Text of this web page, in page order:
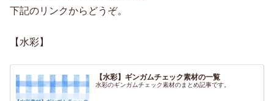
下記のリンクからどうぞ。
【水彩】
【水彩】ギンガムチェック素材の一覧
水彩のギンガムチェック素材のまとめ記事です。